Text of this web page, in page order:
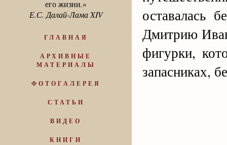
его жизни.»
Е.С. Далай-Лама XIV
ГЛАВНАЯ
АРХИВНЫЕ
МАТЕРИАЛЫ
ФОТОГАЛЕРЕЯ
СТАТЬИ
ВИДЕО
КНИГИ
оставалась
Дмитрию
фигурки,
запасниках,